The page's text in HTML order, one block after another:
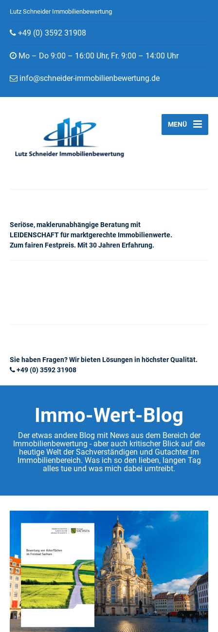
Lutz Schneider Immobilienbewertung
+49 (0) 3592 31908
Mo – Do 9:00 – 16:00 Uhr, Fr. 9:00 – 14:00 Uhr
info@schneider-immobilienbewertung.de
Seriöse, maklerunabhängige Beratung mit
LEIDENSCHAFT für marktgerechte Immobilienwerte.
Zum fairen Festpreis. Mit 30 Jahren Erfahrung.
MENÜ
Sie haben Fragen? Wir bieten Lösungen in höchster Qualität.
+49 (0) 3592 31908
Immo-Wert-Blog
Der etwas andere Blog mit News aus dem Bereich der
Immobilienbewertung - aber auch kritischer Blick auf die
heutige Welt der Sachverständigen und Gutachter im
Immobilienbereich. Was ich so den lieben, langen Tag
alles tue und was mich dabei umtreibt.